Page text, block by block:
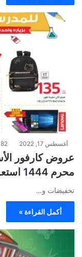
أغسطس 17, 2022 82
محرم 1444 استعد للمدرسة
تخفيضات و…
أكمل القراءة »